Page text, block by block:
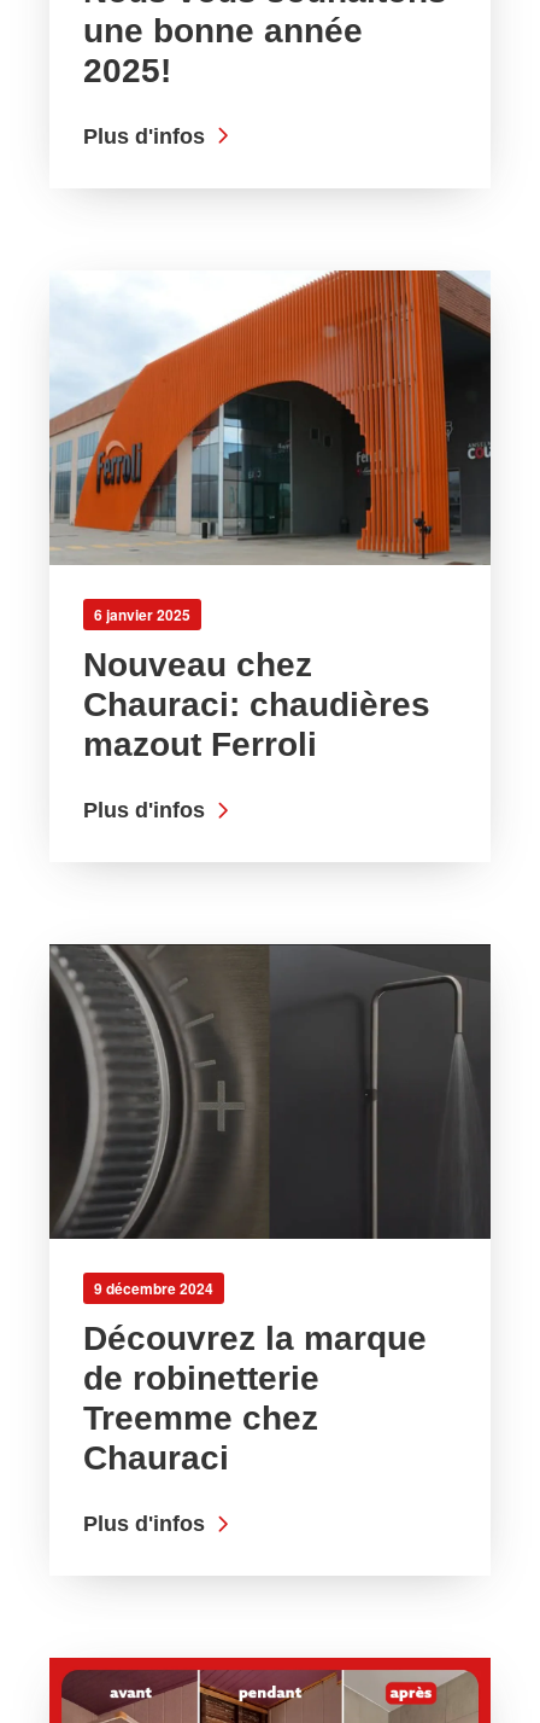
une bonne année
2025!
Plus d'infos
6 janvier 2025
Nouveau chez
Chauraci: chaudières
mazout Ferroli
Plus d'infos
9 décembre 2024
Découvrez la marque
de robinetterie
Treemme chez
Chauraci
Plus d'infos